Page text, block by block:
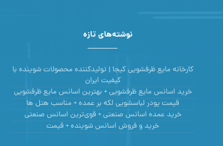
نوشته‌های تازه
کارخانه مایع ظرفشویی کیجا | تولیدکننده محصولات شوینده با
کیفیت ایران
خرید اسانس مایع ظرفشویی + بهترین اسانس مایع ظرفشویی
قیمت پودر لباسشویی لکه بر عمده + مناسب هتل ها
خرید عمده اسانس صنعتی + قوی‌ترین اسانس‌ صنعتی
خرید و فروش اسانس شوینده + قیمت